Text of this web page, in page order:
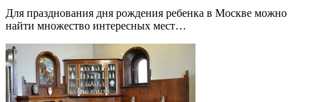
Для празднования дня рождения ребенка в Москве можно
найти множество интересных мест…